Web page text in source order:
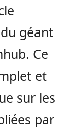
géant
Ce
et
sur les
par